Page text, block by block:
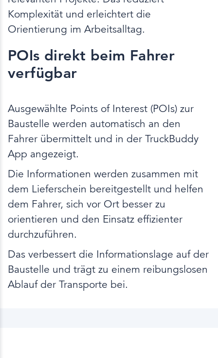
Komplexität und erleichtert die
Orientierung im Arbeitsalltag.
POIs direkt beim Fahrer
verfügbar
Ausgewählte Points of Interest (POIs) zur
Baustelle werden automatisch an den
Fahrer übermittelt und in der TruckBuddy
App angezeigt.
Die Informationen werden zusammen mit
dem Lieferschein bereitgestellt und helfen
dem Fahrer, sich vor Ort besser zu
orientieren und den Einsatz effizienter
durchzuführen.
Das verbessert die Informationslage auf der
Baustelle und trägt zu einem reibungslosen
Ablauf der Transporte bei.